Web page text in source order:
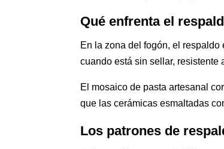
Qué enfrenta el
En la zona del fogón, el
cuando está sin sellar, resistente
El mosaico de pasta artesanal
que las cerámicas esmaltadas
Los patrones de